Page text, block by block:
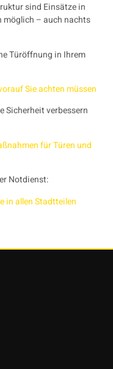
sind Einsätze in
möglich – auch nachts
Türöffnung in Ihrem
Sie achten müssen
Sicherheit verbessern
für Türen und
Notdienst:
in allen Stadtteilen